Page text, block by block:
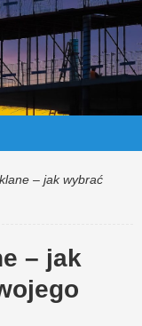
– jak wybrać
– jak